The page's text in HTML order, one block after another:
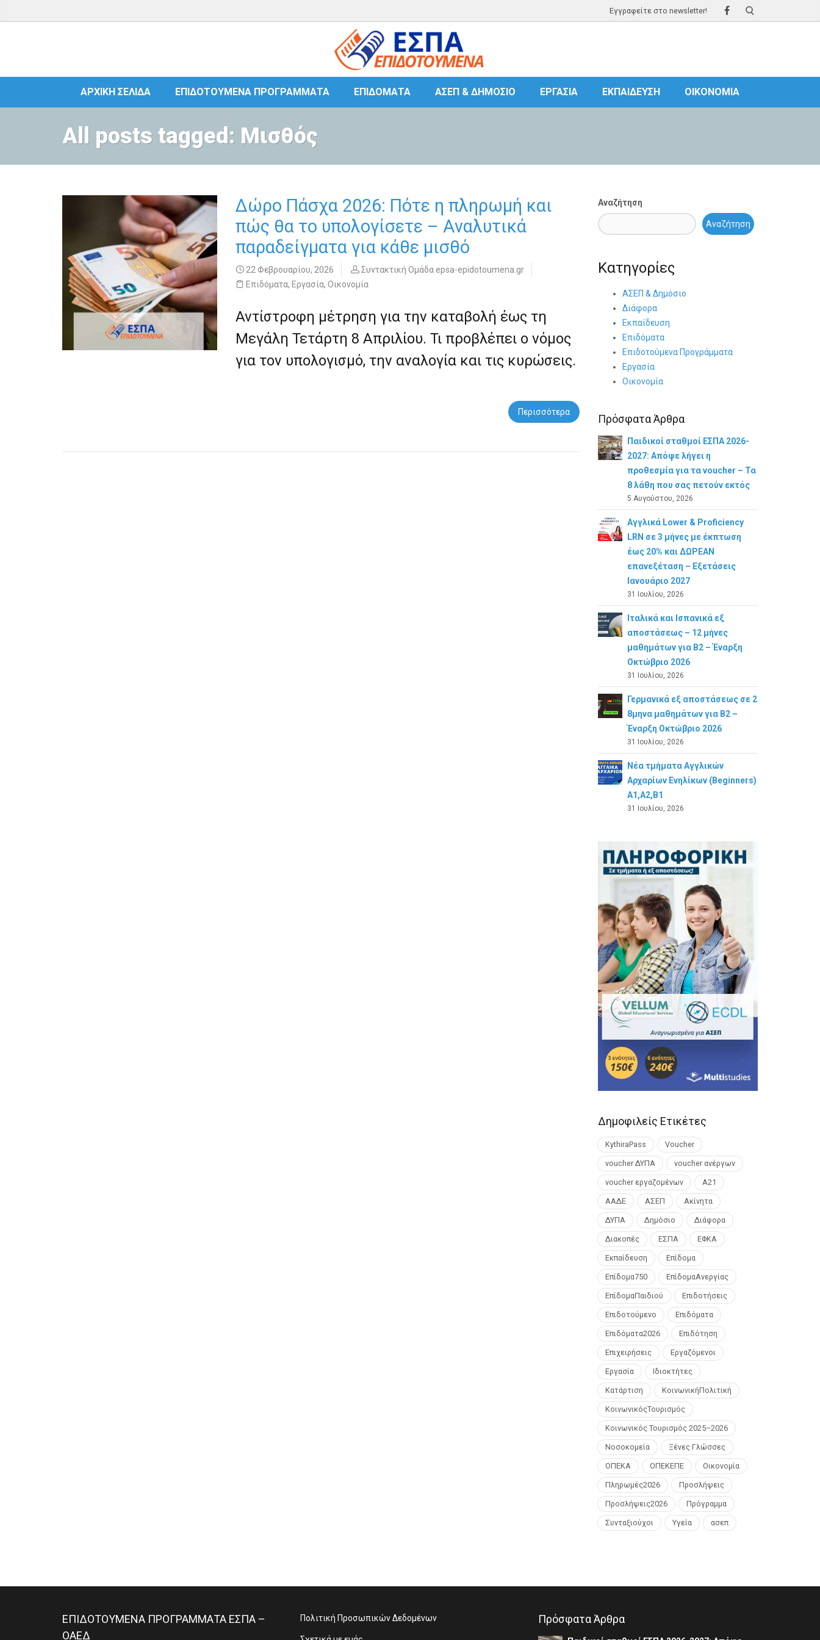
Εγγραφείτε στο newsletter!
ΑΡΧΙΚΉ ΣΕΛΊΔΑ ΕΠΙΔΟΤΟΎΜΕΝΑ ΠΡΟΓΡΆΜΜΑΤΑ ΕΠΙΔΌΜΑΤΑ ΑΣΕΠ & ΔΗΜΌΣΙΟ ΕΡΓΑΣΊΑ ΕΚΠΑΊΔΕΥΣΗ ΟΙΚΟΝΟΜΊΑ
All posts tagged: Μισθός
Δώρο Πάσχα 2026: Πότε η πληρωμή και
πώς θα το υπολογίσετε – Αναλυτικά
παραδείγματα για κάθε μισθό
22 Φεβρουαρίου, 2026
Συντακτική Ομάδα epsa-epidotoumena.gr
Επιδόματα, Εργασία,Οικονομία
Αντίστροφη μέτρηση για την καταβολή έως τη
Μεγάλη Τετάρτη 8 Απριλίου. Τι προβλέπει ο νόμος
για τον υπολογισμό, την αναλογία και τις κυρώσεις.
Περισσότερα
Αναζήτηση
Αναζήτηση
Κατηγορίες
ΑΣΕΠ & Δημόσιο
Διάφορα
Εκπαίδευση
Επιδόματα
Επιδοτούμενα Προγράμματα
Εργασία
Οικονομία
Πρόσφατα Άρθρα
Παιδικοί σταθμοί ΕΣΠΑ 2026-
2027: Απόψε λήγει η
προθεσμία για τα voucher – Τα
8 λάθη που σας πετούν εκτός
5 Αυγούστου, 2026
Αγγλικά Lower & Proficiency
LRN σε 3 μήνες με έκπτωση
έως 20% και ΔΩΡΕΑΝ
επανεξέταση – Εξετάσεις
Ιανουάριο 2027
31 Ιουλίου, 2026
Ιταλικά και Ισπανικά εξ
αποστάσεως – 12 μήνες
μαθημάτων για B2 – Έναρξη
Οκτώβριο 2026
31 Ιουλίου, 2026
Γερμανικά εξ αποστάσεως σε 2
8μηνα μαθημάτων για Β2 –
Έναρξη Οκτώβριο 2026
31 Ιουλίου, 2026
Νέα τμήματα Αγγλικών
Αρχαρίων Ενηλίκων (Beginners)
A1,A2,B1
31 Ιουλίου, 2026
Δημοφιλείς Ετικέτες
KythiraPass Voucher
voucher ΔΥΠΑ voucher ανέργων
voucher εργαζομένων Α21
ΑΑΔΕ ΑΣΕΠ Ακίνητα
ΔΥΠΑ Δημόσιο Διάφορα
Διακοπές ΕΣΠΑ ΕΦΚΑ
Εκπαίδευση Επίδομα
Επίδομα750 ΕπίδομαΑνεργίας
ΕπίδομαΠαιδιού Επιδοτήσεις
Επιδοτούμενο Επιδόματα
Επιδόματα2026 Επιδότηση
Επιχειρήσεις Εργαζόμενοι
Εργασία Ιδιοκτήτες
Κατάρτιση ΚοινωνικήΠολιτική
ΚοινωνικόςΤουρισμός
Κοινωνικός Τουρισμός 2025–2026
Νοσοκομεία Ξένες Γλώσσες
ΟΠΕΚΑ ΟΠΕΚΕΠΕ Οικονομία
Πληρωμές2026 Προσλήψεις
Προσλήψεις2026 Πρόγραμμα
Συνταξιούχοι Υγεία ασεπ
ΕΠΙΔΟΤΟΥΜΕΝΑ ΠΡΟΓΡΑΜΜΑΤΑ ΕΣΠΑ –
ΟΑΕΔ
Πολιτική Προσωπικών Δεδομένων Πρόσφατα Άρθρα